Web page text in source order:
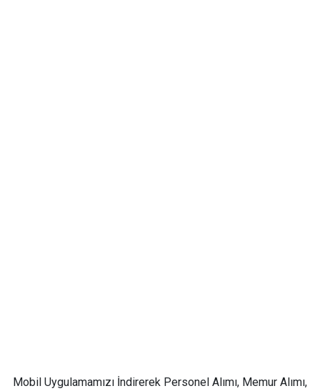
Mobil Uygulamamızı İndirerek Personel Alımı, Memur Alımı,